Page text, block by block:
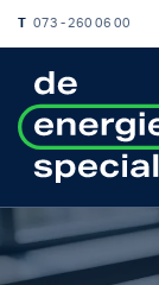
073 - 260 06 00